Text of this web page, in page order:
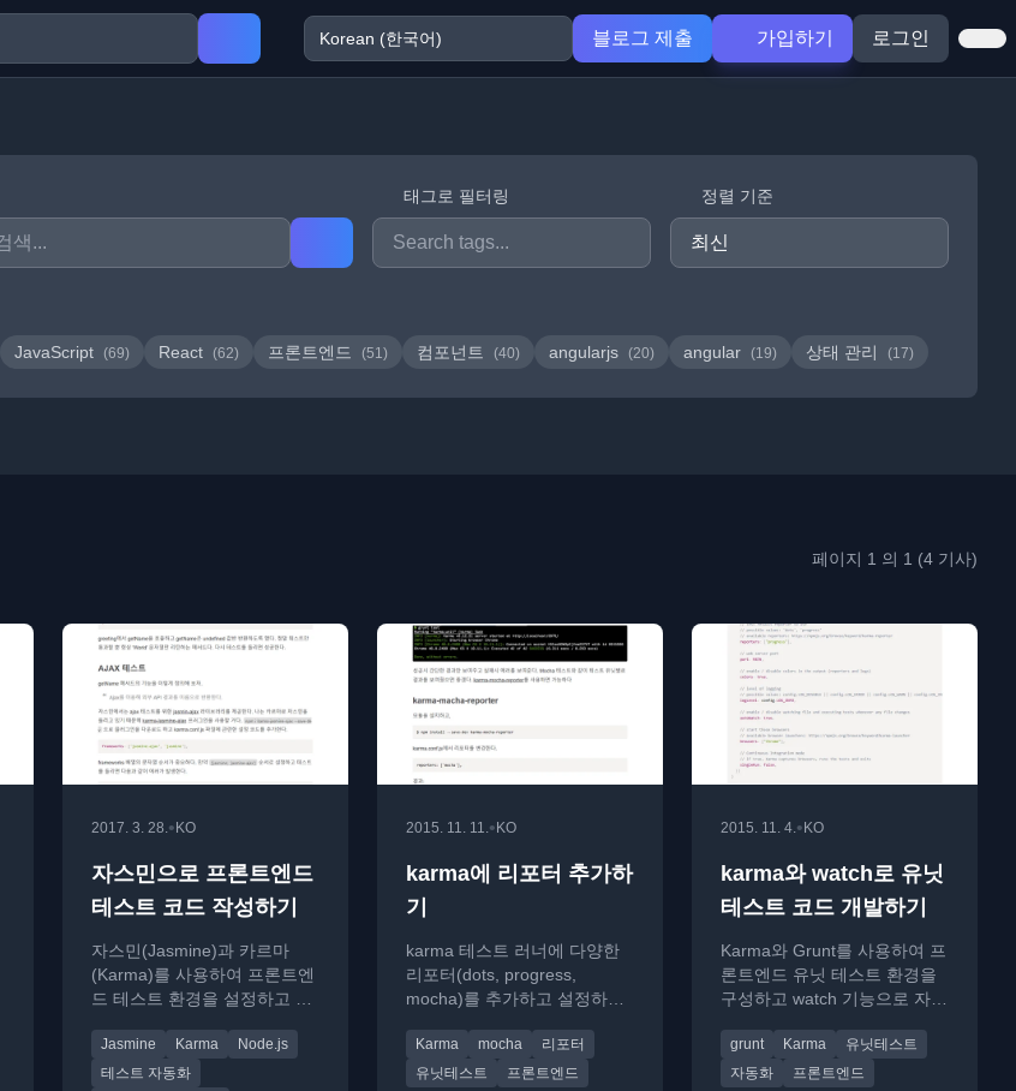
블로그 제출 가입하기 로그인
태그로 필터링 정렬 기준
JavaScript (69) React (62) 프론트엔드 (51) 컴포넌트 (40) angularjs (20) angular (19) 상태 관리 (17)
페이지 1 의 1 (4 기사)
2017. 3. 28.• KO
자스민으로 프론트엔드
테스트 코드 작성하기
자스민(Jasmine)과 카르마
(Karma)를 사용하여 프론트엔
드 테스트 환경을 설정하고 기
법을 소개합니다.
Jasmine Karma
Node.js
테스트 자동화
2015. 11. 11.• KO
karma에 리포터 추가하
기
karma 테스트 러너에 다양한
리포터(dots, progress,
mocha)를 추가하고 설정하는
Karma mocha
리포터
유닛테스트
프론트엔드
2015. 11. 4.• KO
karma와 watch로 유닛
테스트 코드 개발하기
Karma와 Grunt를 사용하여 프
론트엔드 유닛 테스트 환경을
구성하고 watch 기능으로 자동
grunt Karma
유닛테스트
자동화
프론트엔드